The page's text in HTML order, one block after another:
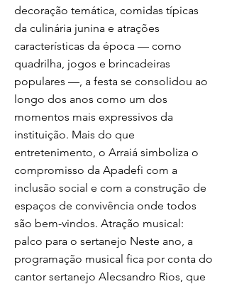
decoração temática, comidas típicas
da culinária junina e atrações
características da época — como
quadrilha, jogos e brincadeiras
populares —, a festa se consolidou ao
longo dos anos como um dos
momentos mais expressivos da
instituição. Mais do que
entretenimento, o Arraiá simboliza o
compromisso da Apadefi com a
inclusão social e com a construção de
espaços de convivência onde todos
são bem-vindos. Atração musical:
palco para o sertanejo Neste ano, a
programação musical fica por conta do
cantor sertanejo Alecsandro Rios, que